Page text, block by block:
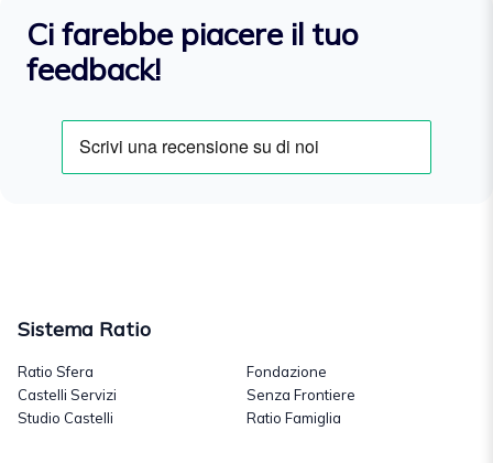
Ci farebbe piacere il tuo
feedback!
Sistema Ratio
Ratio Sfera
Castelli Servizi
Studio Castelli
Fondazione
Senza Frontiere
Ratio Famiglia